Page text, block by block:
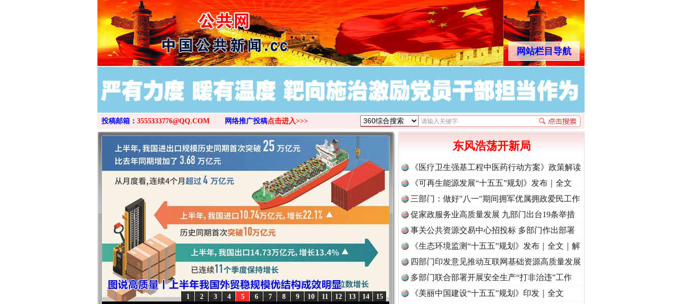
>
网站栏目导航
投稿邮箱： 3555333776@QQ.COM 网络推广投稿点击进入>>>
15
14
13
12
11
10
9
8
7
6
5
4
3
2
1
东风浩荡开新局
《医疗卫生强基工程中医药行动方案》政策解读
《可再生能源发展“十五五”规划》发布｜全文
三部门：做好"八一"期间拥军优属拥政爱民工作
促家政服务业高质量发展 九部门出台19条举措
事关公共资源交易中心招投标 多部门作出部署
《生态环境监测“十五五”规划》发布｜全文｜解
读
四部门印发意见推动互联网基础资源高质量发展
多部门联合部署开展安全生产“打非治违”工作
《美丽中国建设“十五五”规划》印发｜全文